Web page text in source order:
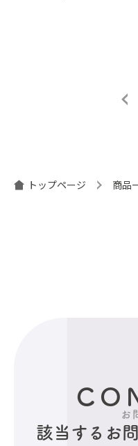
ー トップページ 商品
お
該当するお